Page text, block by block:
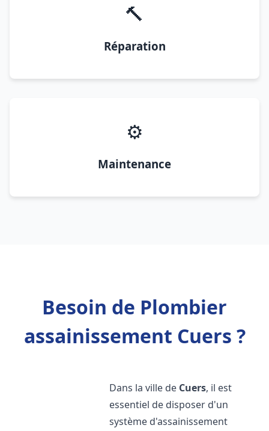
🔨
Réparation
⚙️
Maintenance
Besoin de Plombier
assainissement Cuers ?
Dans la ville de Cuers, il est
essentiel de disposer d'un
système d'assainissement